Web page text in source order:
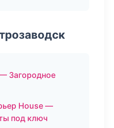
Загородное
House —
под ключ